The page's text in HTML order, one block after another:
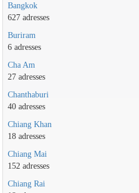
Bangkok
627 adresses
Buriram
6 adresses
Cha Am
27 adresses
Chanthaburi
40 adresses
Chiang Khan
18 adresses
Chiang Mai
152 adresses
Chiang Rai